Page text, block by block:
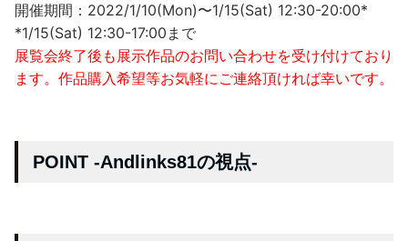
開催期間：2022/1/10(Mon)〜1/15(Sat) 12:30-20:00*
*1/15(Sat) 12:30-17:00まで
展覧会終了後も展示作品のお問い合わせを受け付けており
ます。作品購入希望等お気軽にご連絡頂ければ幸いです。
POINT -Andlinks81の視点-